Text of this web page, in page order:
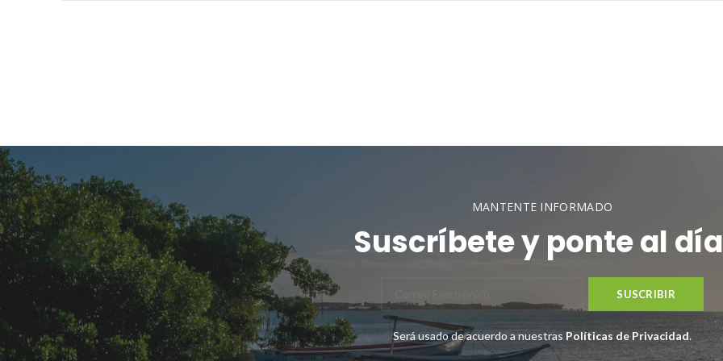
MANTENTE INFORMADO
Suscríbete y ponte al
Será usado de acuerdo a nuestras Políticas de Privacidad.